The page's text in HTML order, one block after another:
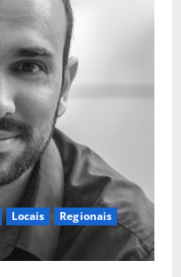
Locais
Regionais